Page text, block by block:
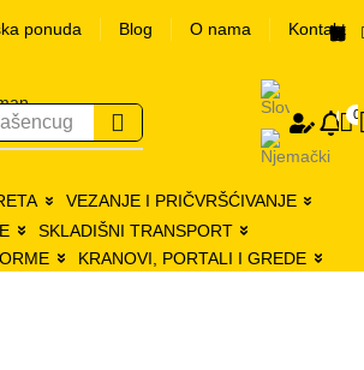
ponuda Blog O nama Kontakt
se
0 0
VEZANJE I PRIČVRŠĆIVANJE
SKLADIŠNI TRANSPORT
KRANOVI, PORTALI I GREDE